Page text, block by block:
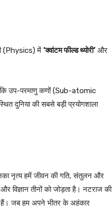
(Physics) में ‘क्वांटमफील्डथ्योरी’ और
उप-परमाणु कणों (Sub-atomic
दुनिया की सबसे बड़ी प्रयोगशाला
नृत्य हमें जीवन की गति, संतुलन और
विज्ञान तीनों को जोड़ता है। नटराज की
हैं। जब हम अपने भीतर के अहंकार